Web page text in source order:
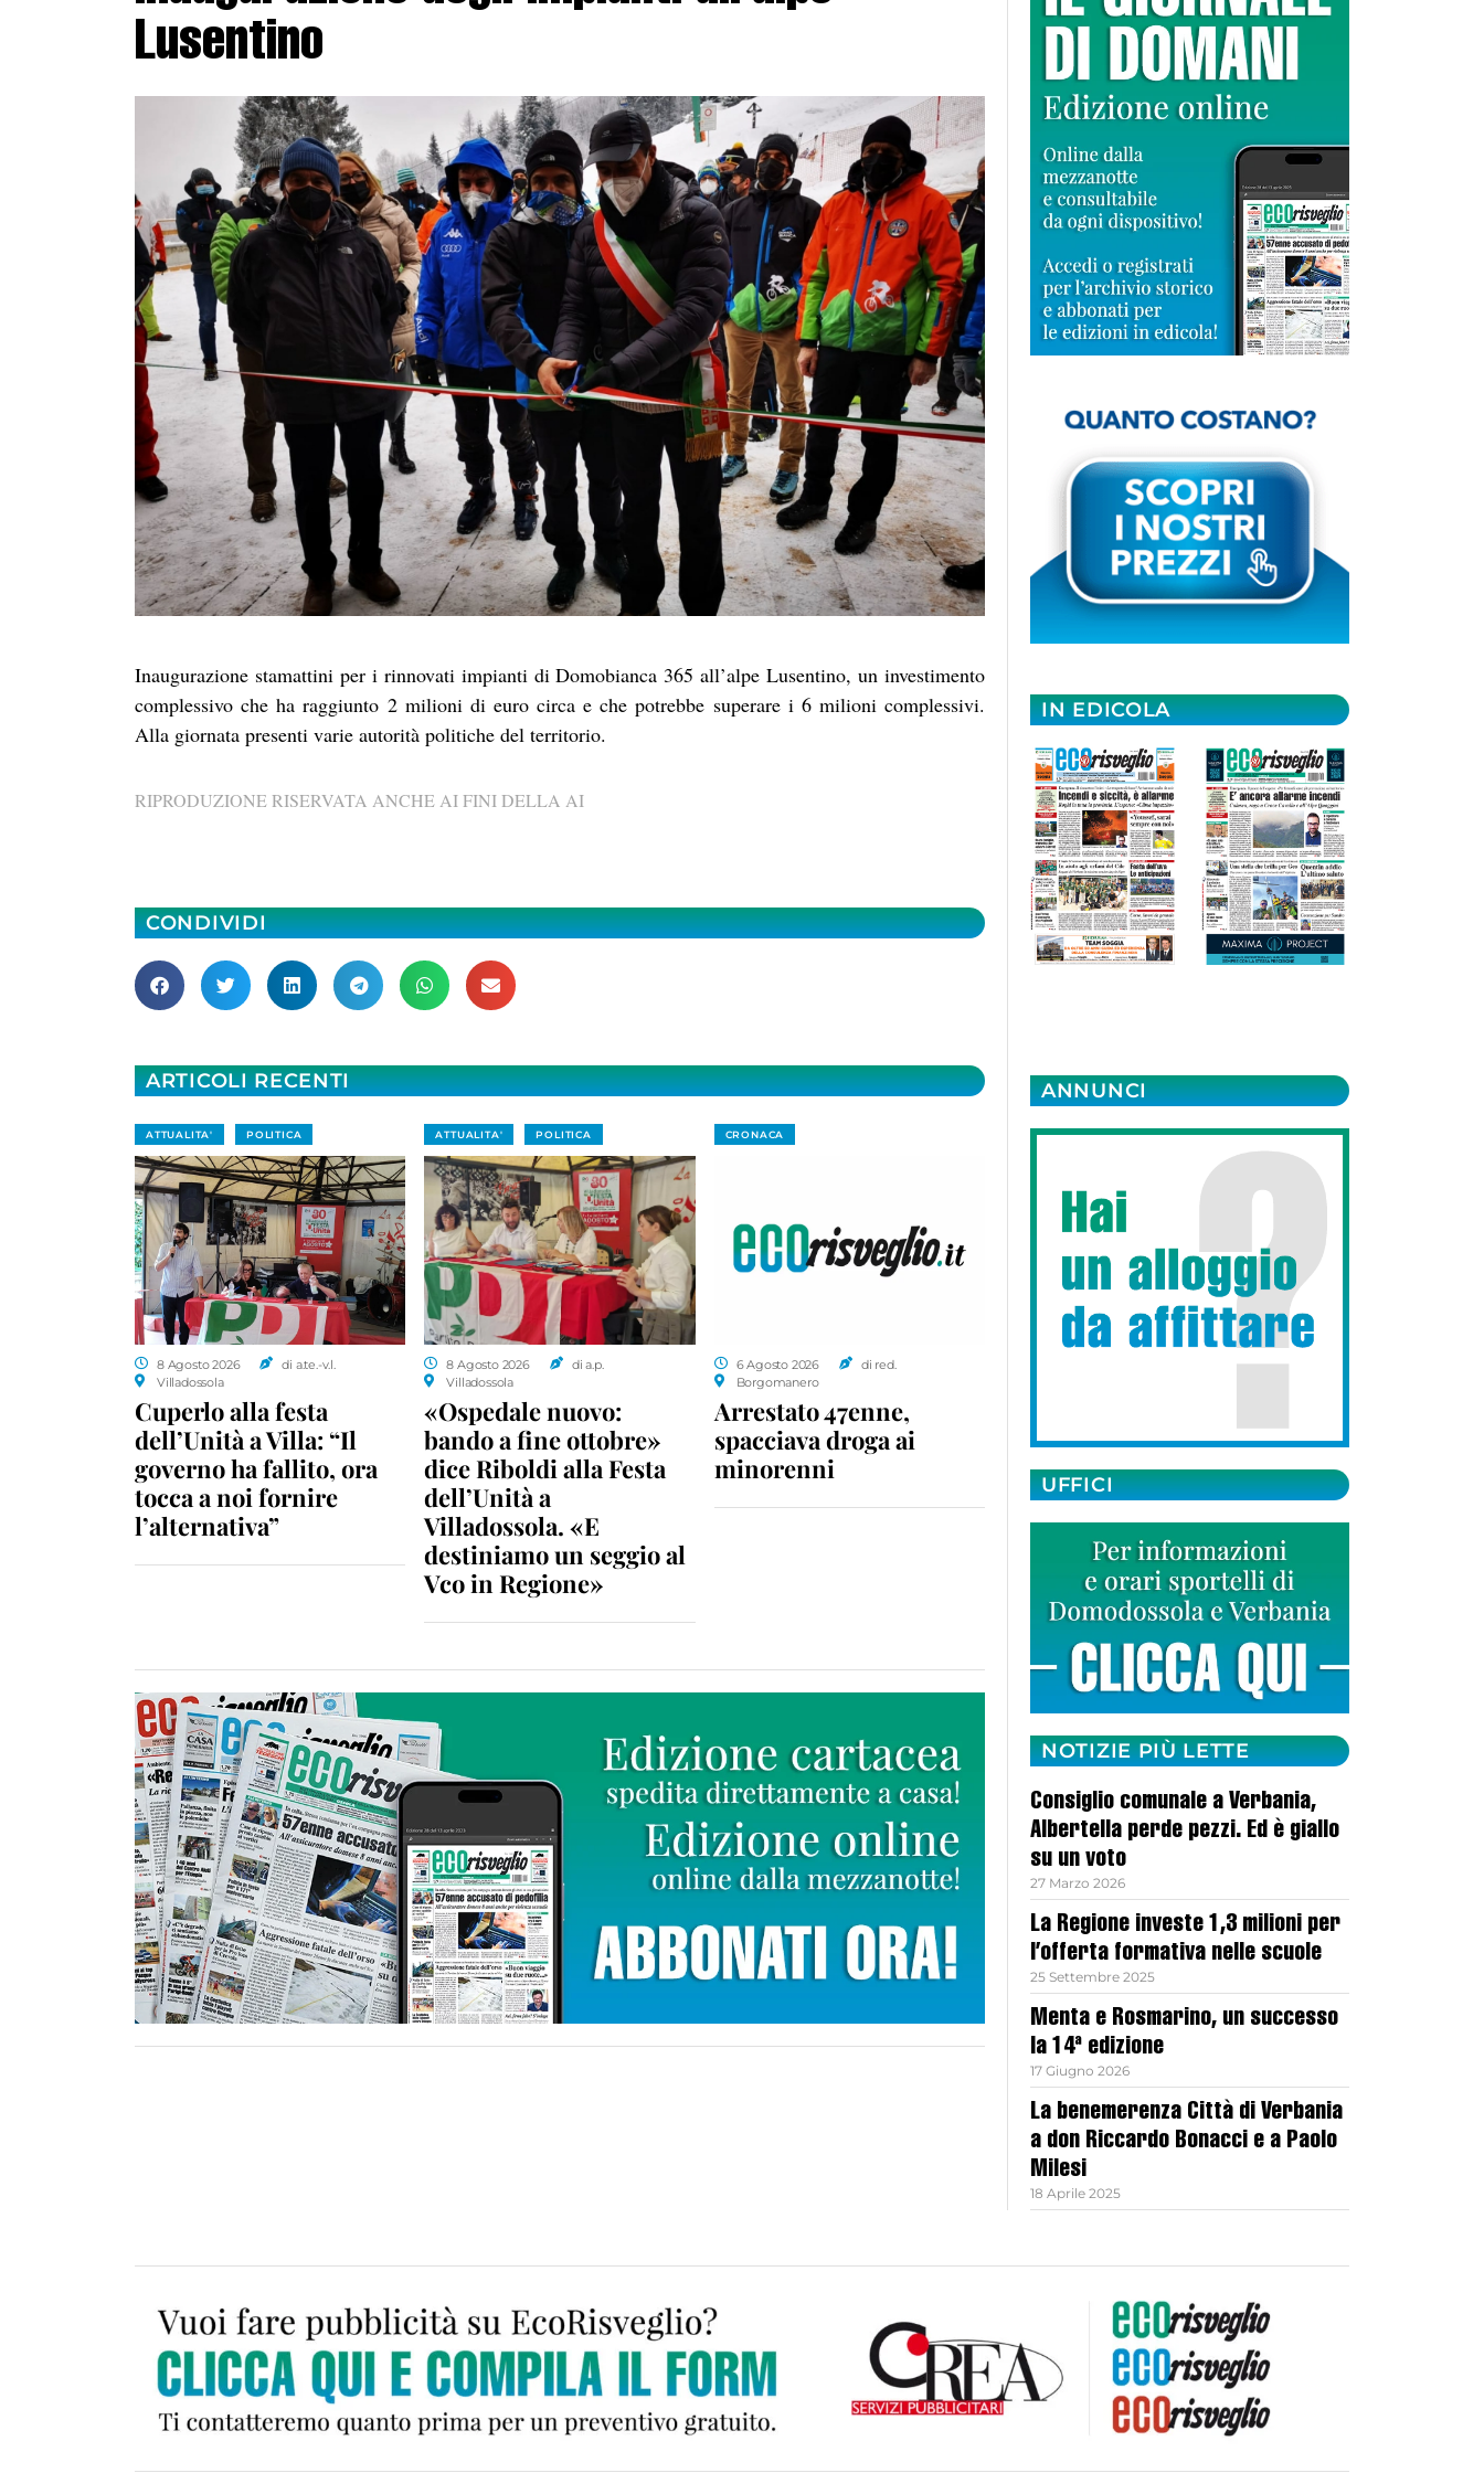
Lusentino
Inaugurazione stamattini per i rinnovati impianti di Domobianca 365 all’alpe Lusentino, un investimento
complessivo che ha raggiunto 2 milioni di euro circa e che potrebbe superare i 6 milioni complessivi.
Alla giornata presenti varie autorità politiche del territorio.
RIPRODUZIONE RISERVATA ANCHE AI FINI DELLA AI
CONDIVIDI
ARTICOLI RECENTI
ATTUALITA' POLITICA
8 Agosto 2026
di a.te.-v.l.
Villadossola
Cuperlo alla festa
dell’Unità a Villa: “Il
governo ha fallito, ora
tocca a noi fornire
l’alternativa”
ATTUALITA' POLITICA
8 Agosto 2026
di a.p.
Villadossola
«Ospedale nuovo:
bando a fine ottobre»
dice Riboldi alla Festa
dell’Unità a
Villadossola. «E
destiniamo un seggio al
Vco in Regione»
CRONACA
6 Agosto 2026
di red.
Borgomanero
Arrestato 47enne,
spacciava droga ai
minorenni
IN EDICOLA
ANNUNCI
UFFICI
NOTIZIE PIÙ LETTE
Consiglio comunale a Verbania,
Albertella perde pezzi. Ed è giallo
su un voto
27 Marzo 2026
La Regione investe 1,3 milioni per
l’offerta formativa nelle scuole
25 Settembre 2025
Menta e Rosmarino, un successo
la 14ª edizione
17 Giugno 2026
La benemerenza Città di Verbania
a don Riccardo Bonacci e a Paolo
Milesi
18 Aprile 2025